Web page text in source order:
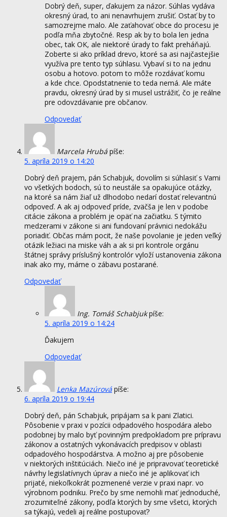
Dobrý deň, super, ďakujem za názor. Súhlas vydáva
okresný úrad, to ani nenavrhujem zrušiť. Ostať by to
samozrejme malo. Ale zaťahovať obce do procesu je
podľa mňa zbytočné. Resp ak by to bola len jedna
obec, tak OK, ale niektoré úrady to fakt preháňajú.
Zoberte si ako príklad drevo, ktoré sa asi najčastejšie
využíva pre tento typ súhlasu. Vybaví si to na jednu
osobu a hotovo. potom to môže rozdávať komu
a kde chce. Opodstatnenie to teda nemá. Ale máte
pravdu, okresný úrad by si musel ustrážiť, čo je reálne
pre odovzdávanie pre občanov.
Odpovedať
Marcela Hrubá píše:
5. apríla 2019 o 14:20
Dobrý deň prajem, pán Schabjuk, dovolím si súhlasiť s Vami
vo všetkých bodoch, sú to neustále sa opakujúce otázky,
na ktoré sa nám žiaľ už dlhodobo nedarí dostať relevantnú
odpoveď. A ak aj odpoveď príde, zväčša je len v podobe
citácie zákona a problém je opäť na začiatku. S týmito
medzerami v zákone si ani fundovaní právnici nedokážu
poriadiť. Občas mám pocit, že naše povolanie je jeden veľký
otázik ležiaci na miske váh a ak si pri kontrole orgánu
štátnej správy príslušný kontrolór vyloží ustanovenia zákona
inak ako my, máme o zábavu postarané.
Odpovedať
Ing. Tomáš Schabjuk píše:
5. apríla 2019 o 14:24
Ďakujem
Odpovedať
Lenka Mazúrová píše:
6. apríla 2019 o 19:44
Dobrý deň, pán Schabjuk, pripájam sa k pani Zlatici.
Pôsobenie v praxi v pozícii odpadového hospodára alebo
podobnej by malo byť povinným predpokladom pre prípravu
zákonov a ostatných vykonávacích predpisov v oblasti
odpadového hospodárstva. A možno aj pre pôsobenie
v niektorých inštitúciách. Niečo iné je pripravovať teoretické
návrhy legislatívnych úprav a niečo iné je aplikovať ich
prijaté, niekoľkokrát pozmenené verzie v praxi napr. vo
výrobnom podniku. Prečo by sme nemohli mať jednoduché,
zrozumiteľné zákony, podľa ktorých by sme všetci, ktorých
sa týkajú, vedeli aj reálne postupovať?